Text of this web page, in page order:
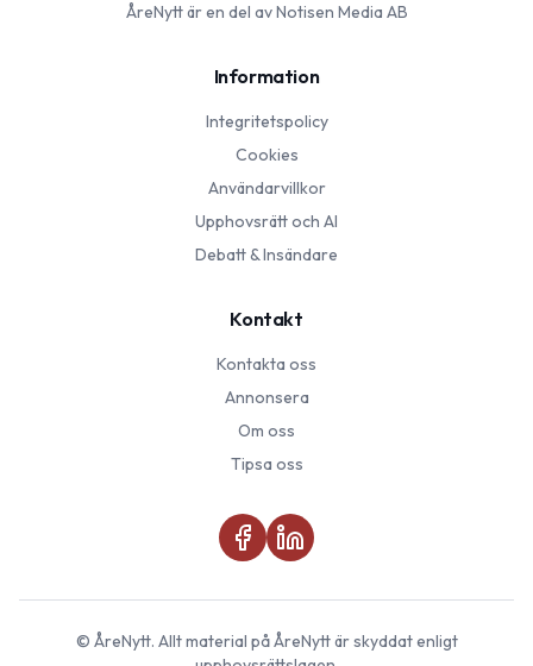
ÅreNyttär en del av Notisen Media AB
Information
Integritetspolicy
Cookies
Användarvillkor
Upphovsrätt och AI
Debatt & Insändare
Kontakt
Kontakta oss
Annonsera
Om oss
Tipsa oss
© ÅreNytt. Allt material påÅreNyttär skyddat enligt